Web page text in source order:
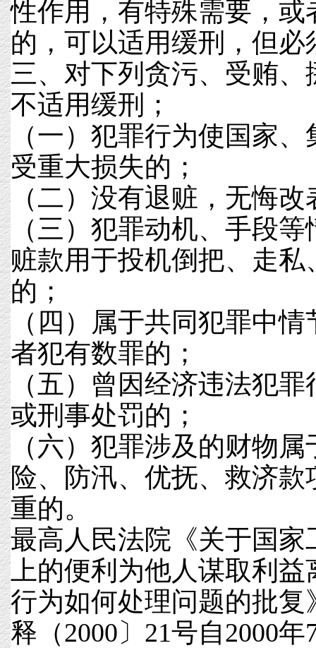
性作用，有特殊需要，或
的，可以适用缓刑，但必
三、对下列贪污、受贿
不适用缓刑；
（一）犯罪行为使国家
受重大损失的；
（二）没有退赃，无悔
（三）犯罪动机、手段
赃款用于投机倒把、走
的；
（四）属于共同犯罪中
者犯有数罪的；
（五）曾因经济违法犯
或刑事处罚的；
（六）犯罪涉及的财物
险、防汛、优抚、救济
重的。
最高人民法院《关于国家
上的便利为他人谋取利
行为如何处理问题的批复
释（2000〕21号自2000